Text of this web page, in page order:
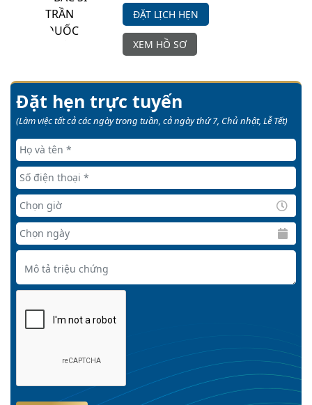
ĐẶT LỊCH HẸN
XEM HỒ SƠ
Đặt hẹn trực tuyến
(Làm việc tất cả các ngày trong tuần, cả ngày thứ 7, Chủ nhật, Lễ Tết)